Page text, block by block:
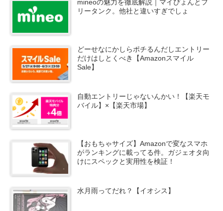
mineoの魅力を徹底解説｜マイぴょんとフ
リータンク。他社と違いすぎでしょ
どーせなにかしらポチるんだしエントリー
だけはしとくべき【Amazonスマイル
Sale】
自動エントリーじゃないんかい！【楽天モ
バイル】×【楽天市場】
【おもちゃサイズ】Amazonで変なスマホ
がランキングに載ってる件。ガジェオタ向
けにスペックと実用性を検証！
水月雨ってだれ？【イオシス】